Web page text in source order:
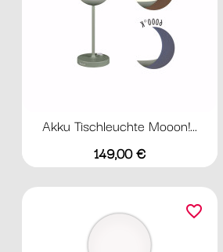
Akku Tischleuchte Mooon!...
Preis
149,00 €
favorite_border